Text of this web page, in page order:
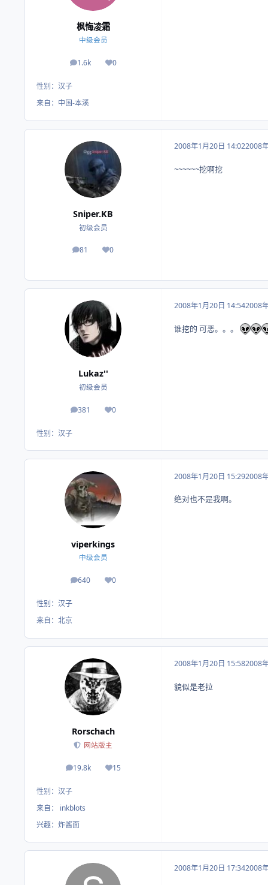
枫悔凌霜
中级会员
1.6k
帖子 0
荣誉积分
性别： 汉子
来自： 中国-本溪
Sniper.KB
初级会员
81
帖子 0
荣誉积分
2008年1月20日 14:022008
~~~~~~挖啊挖
Lukaz''
初级会员
381
帖子 0
荣誉积分
性别： 汉子
2008年1月20日 14:542008
谁挖的 可恶。。。
viperkings
中级会员
640
帖子 0
荣誉积分
性别： 汉子
来自： 北京
2008年1月20日 15:292008
绝对也不是我啊。
Rorschach
网站版主
19.8k
帖子 15
荣誉积分
性别： 汉子
来自：
inkblots
兴趣： 炸酱面
2008年1月20日 15:582008
貌似是老拉
2008年1月20日 17:342008